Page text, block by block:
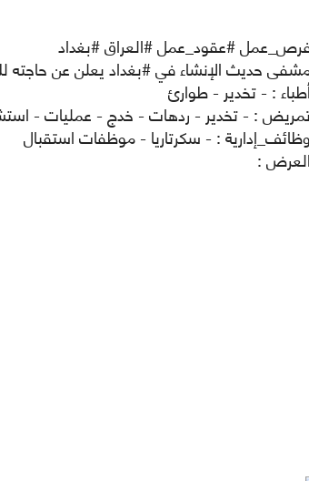
#عقود_عمل #العراق #بغداد
حديث الإنشاء في #بغداد يعلن عن حاجته
: - تخدير - طوارئ
: - تخدير - ردهات - خدج - عمليات -
: - سكرتاريا - موظفات استقبال
: